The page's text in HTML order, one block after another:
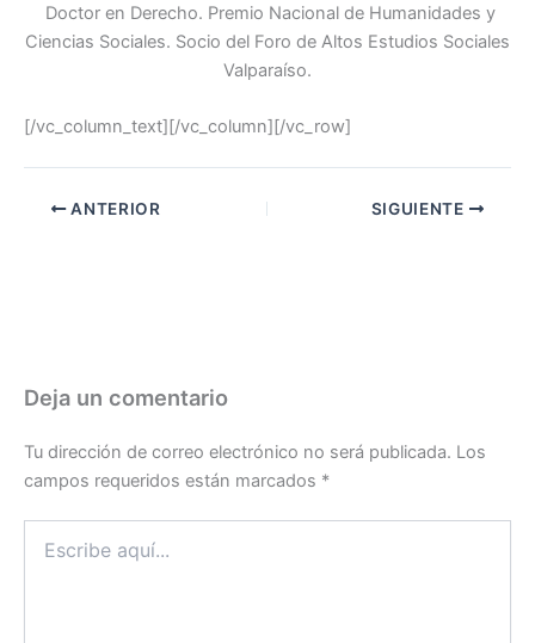
Doctor en Derecho. Premio Nacional de Humanidades y
Ciencias Sociales. Socio del Foro de Altos Estudios Sociales
Valparaíso.
[/vc_column_text][/vc_column][/vc_row]
ANTERIOR SIGUIENTE
Deja un comentario
Tu dirección de correo electrónico no será publicada. Los
campos requeridos están marcados *
aquí...